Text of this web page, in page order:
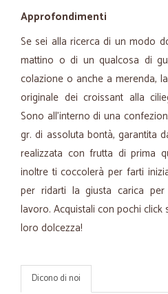
Approfondimenti
Se sei alla ricerca di un modo
mattino o di un qualcosa di
colazione o anche a merenda,
originale dei croissant alla
Sono all’interno di una
gr. di assoluta bontà, garantita
realizzata con frutta di prima
inoltre ti coccolerà per farti
per ridarti la giusta carica
lavoro. Acquistali con pochi click
loro dolcezza!
Dicono di noi